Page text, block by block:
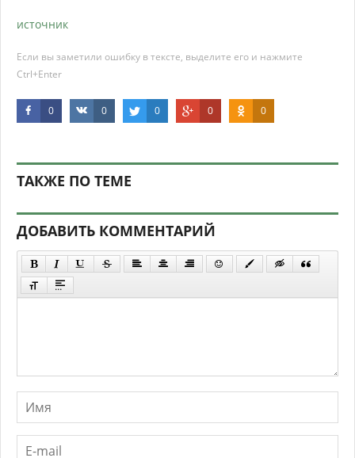
источник
Если вы заметили ошибку в тексте, выделите его и нажмите
Ctrl+Enter
0 0 0 0 0
ТАКЖЕ ПО ТЕМЕ
ДОБАВИТЬ КОММЕНТАРИЙ